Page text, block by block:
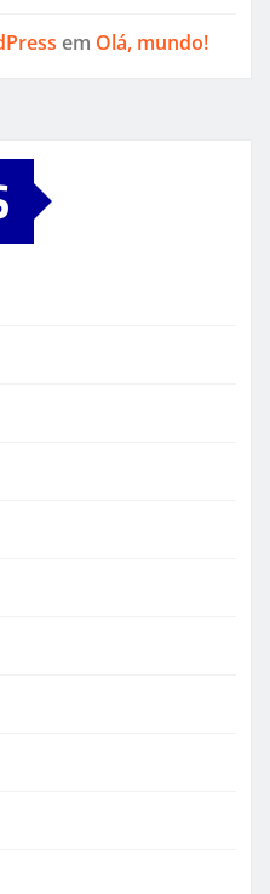
em Olá, mundo!